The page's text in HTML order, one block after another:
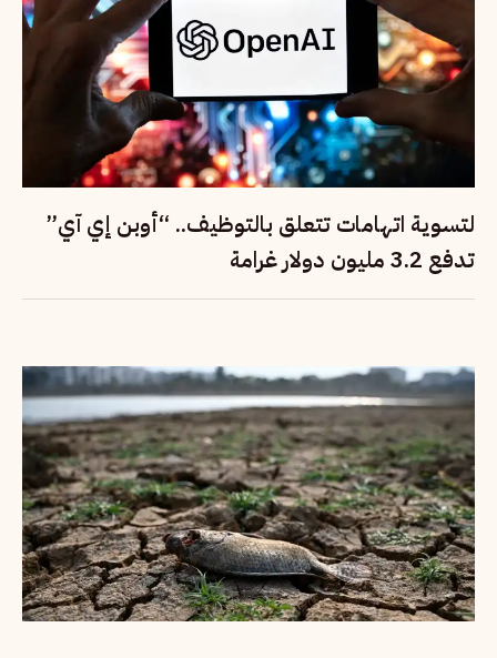
لتسوية اتهامات تتعلق بالتوظيف.. “أوبن إي آي”
تدفع 3.2 مليون دولار غرامة